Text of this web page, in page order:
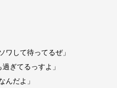
ワして待ってるぜ」
ぎてるっすよ」
んだよ」